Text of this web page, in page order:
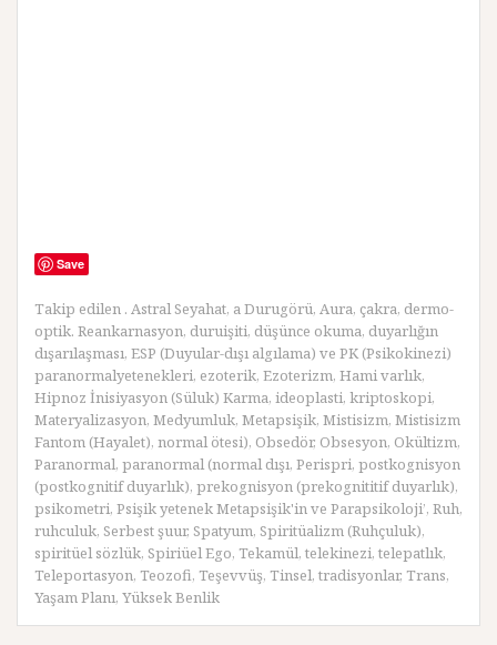
Save
Takip edilen . Astral Seyahat, a Durugörü, Aura, çakra, dermo-
optik. Reankarnasyon, duruişiti, düşünce okuma, duyarlığın
dışarılaşması, ESP (Duyular-dışı algılama) ve PK (Psikokinezi)
paranormalyetenekleri, ezoterik, Ezoterizm, Hami varlık,
Hipnoz İnisiyasyon (Süluk) Karma, ideoplasti, kriptoskopi,
Materyalizasyon, Medyumluk, Metapsişik, Mistisizm, Mistisizm
Fantom (Hayalet), normal ötesi), Obsedör, Obsesyon, Okültizm,
Paranormal, paranormal (normal dışı, Perispri, postkognisyon
(postkognitif duyarlık), prekognisyon (prekognititif duyarlık),
psikometri, Psişik yetenek Metapsişik'in ve Parapsikoloji’, Ruh,
ruhculuk, Serbest şuur, Spatyum, Spiritüalizm (Ruhçuluk),
spiritüel sözlük, Spiriüel Ego, Tekamül, telekinezi, telepatlık,
Teleportasyon, Teozofi, Teşevvüş, Tinsel, tradisyonlar, Trans,
Yaşam Planı, Yüksek Benlik